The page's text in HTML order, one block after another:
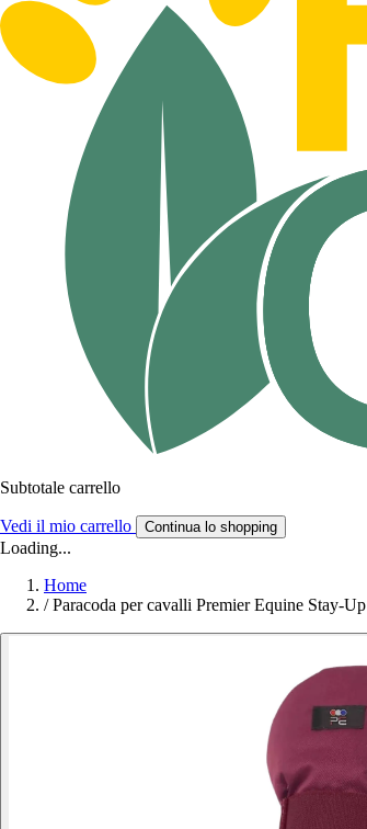
Subtotale carrello
Vedi il mio carrello Continua lo shopping
Loading...
Home
/ Paracoda per cavalli Premier Equine Stay-Up